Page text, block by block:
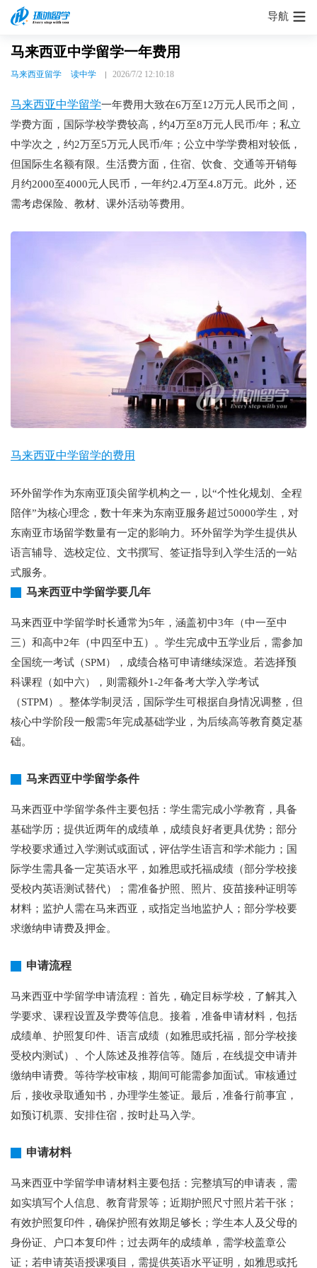
导航
马来西亚中学留学一年费用
马来西亚留学 读中学 2026/7/2 12:10:18
马来西亚中学留学一年费用大致在6万至12万元人民币之间，
学费方面，国际学校学费较高，约4万至8万元人民币/年；私立
中学次之，约2万至5万元人民币/年；公立中学学费相对较低，
但国际生名额有限。生活费方面，住宿、饮食、交通等开销每
月约2000至4000元人民币，一年约2.4万至4.8万元。此外，还
需考虑保险、教材、课外活动等费用。
马来西亚中学留学的费用
环外留学作为东南亚顶尖留学机构之一，以“个性化规划、全程
陪伴”为核心理念，数十年来为东南亚服务超过50000学生，对
东南亚市场留学数量有一定的影响力。环外留学为学生提供从
语言辅导、选校定位、文书撰写、签证指导到入学生活的一站
式服务。
马来西亚中学留学要几年
马来西亚中学留学时长通常为5年，涵盖初中3年（中一至中
三）和高中2年（中四至中五）。学生完成中五学业后，需参加
全国统一考试（SPM），成绩合格可申请继续深造。若选择预
科课程（如中六），则需额外1-2年备考大学入学考试
（STPM）。整体学制灵活，国际学生可根据自身情况调整，但
核心中学阶段一般需5年完成基础学业，为后续高等教育奠定基
础。
马来西亚中学留学条件
马来西亚中学留学条件主要包括：学生需完成小学教育，具备
基础学历；提供近两年的成绩单，成绩良好者更具优势；部分
学校要求通过入学测试或面试，评估学生语言和学术能力；国
际学生需具备一定英语水平，如雅思或托福成绩（部分学校接
受校内英语测试替代）；需准备护照、照片、疫苗接种证明等
材料；监护人需在马来西亚，或指定当地监护人；部分学校要
求缴纳申请费及押金。
申请流程
马来西亚中学留学申请流程：首先，确定目标学校，了解其入
学要求、课程设置及学费等信息。接着，准备申请材料，包括
成绩单、护照复印件、语言成绩（如雅思或托福，部分学校接
受校内测试）、个人陈述及推荐信等。随后，在线提交申请并
缴纳申请费。等待学校审核，期间可能需参加面试。审核通过
后，接收录取通知书，办理学生签证。最后，准备行前事宜，
如预订机票、安排住宿，按时赴马入学。
申请材料
马来西亚中学留学申请材料主要包括：完整填写的申请表，需
如实填写个人信息、教育背景等；近期护照尺寸照片若干张；
有效护照复印件，确保护照有效期足够长；学生本人及父母的
身份证、户口本复印件；过去两年的成绩单，需学校盖章公
证；若申请英语授课项目，需提供英语水平证明，如雅思或托